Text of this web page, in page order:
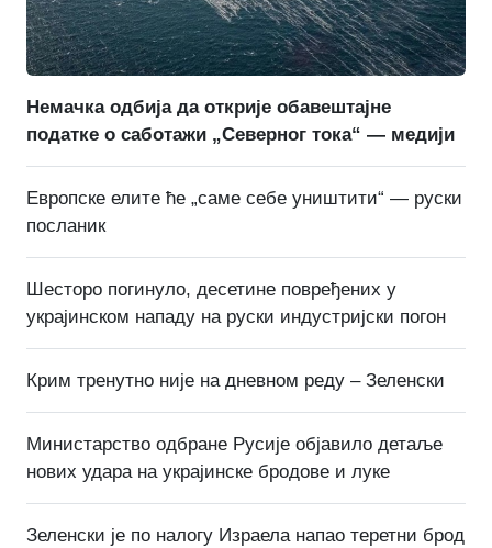
Немачка одбија да открије обавештајне
податке о саботажи „Северног тока“ — медији
Европске елите ће „саме себе уништити“ — руски
посланик
Шесторо погинуло, десетине повређених у
украјинском нападу на руски индустријски погон
Крим тренутно није на дневном реду – Зеленски
Министарство одбране Русије објавило детаље
нових удара на украјинске бродове и луке
Зеленски је по налогу Израела напао теретни брод